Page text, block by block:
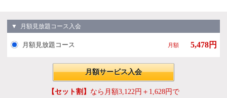
▼ 月額見放題コース入会
月額見放題コース 月額 5,478円
月額サービス入会
【セット割】 なら月額3,122円＋1,628円で